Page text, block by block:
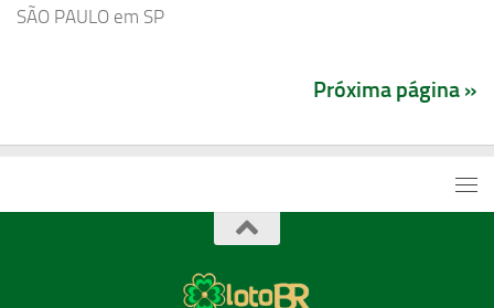
SÃO PAULO em SP
Próxima página »